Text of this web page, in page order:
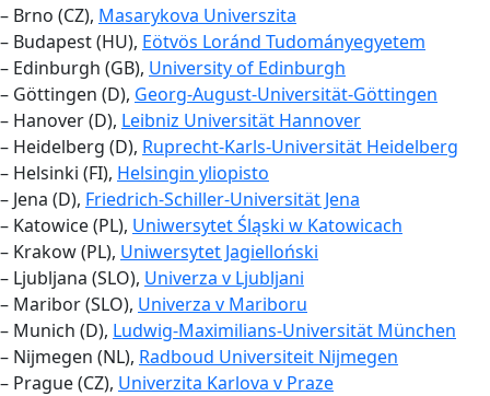
– Brno (CZ), Masarykova Universzita
– Budapest (HU), Eötvös Loránd Tudományegyetem
– Edinburgh (GB), University of Edinburgh
– Göttingen (D), Georg-August-Universität-Göttingen
– Hanover (D), Leibniz Universität Hannover
– Heidelberg (D), Ruprecht-Karls-Universität Heidelberg
– Helsinki (FI), Helsingin yliopisto
– Jena (D), Friedrich-Schiller-Universität Jena
– Katowice (PL), Uniwersytet Śląski w Katowicach
– Krakow (PL), Uniwersytet Jagielloński
– Ljubljana (SLO), Univerza v Ljubljani
– Maribor (SLO), Univerza v Mariboru
– Munich (D), Ludwig-Maximilians-Universität München
– Nijmegen (NL), Radboud Universiteit Nijmegen
– Prague (CZ), Univerzita Karlova v Praze